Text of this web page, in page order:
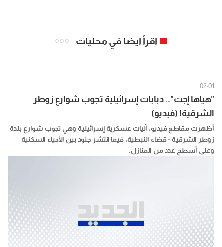
اقرأ ايضا في محليات
02:01
"هياها إجت".. دبابات إسرائيلية تجوب شوارع زوطر
الشرقية! (فيديو)
أظهرت مقاطع فيديو، آليات عسكرية إسرائيلية وهي تجوب شوارع بلدة
زوطر الشرقية - قضاء النبطية، فيما انتشر جنود بين الأحياء السكنية
وعلى أسطح عدد من المنازل.